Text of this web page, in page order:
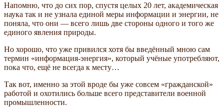
Напомню, что до сих пор, спустя целых 20 лет, академическая
наука так и не узнала единой меры информации и энергии, не
поняла, что они — всего лишь две стороны одного и того же
единого явления природы.
Но хорошо, что уже привился хотя бы введённый мною сам
термин «информация-энергия», который учёные употребляют,
пока что, ещё не всегда к месту…
Так вот, именно за этой вроде бы уже совсем «гражданской»
работой и охотились больше всего представители военной
промышленности.